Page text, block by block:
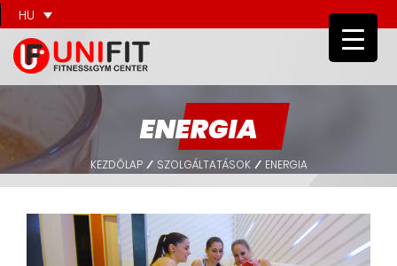
HU
ENERGIA
KEZDŐLAP / SZOLGÁLTATÁSOK / ENERGIA